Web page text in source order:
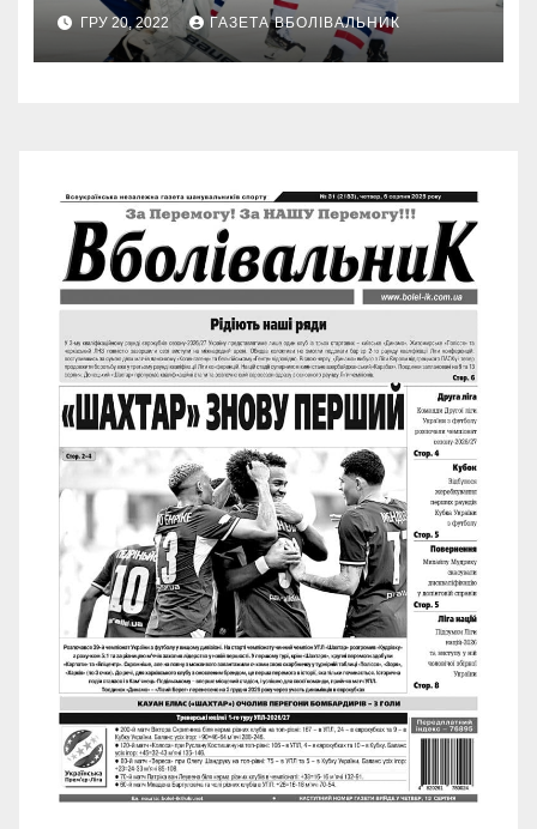
ГРУ 20, 2022 ГАЗЕТА ВБОЛІВАЛЬНИК